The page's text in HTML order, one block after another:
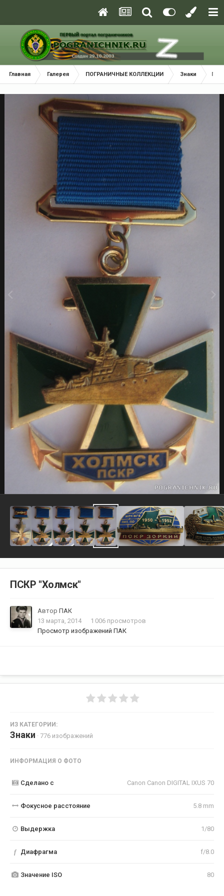
Главная Галерея ПОГРАНИЧНЫЕ КОЛЛЕКЦИИ Знаки
ПСКР "Холмск"
Автор ПАК
13 марта, 2014
1 006 просмотров
Просмотр изображений ПАК
ИЗ КАТЕГОРИИ:
Знаки · 776 изображений
ИНФОРМАЦИЯ О ФОТО
Сделано с Canon Canon DIGITAL IXUS 70
Фокусное расстояние 5.8 mm
Выдержка 1/80
f Диафрагма f/8.0
Значение ISO 80